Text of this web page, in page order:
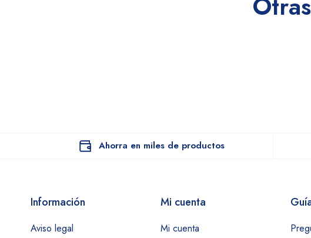
Ahorra en miles de productos
Información
Aviso legal
Mi cuenta
Mi cuenta